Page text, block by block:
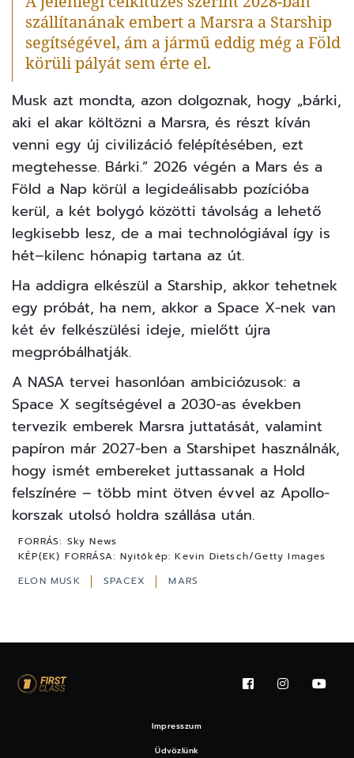
szállítanának embert a Marsra a Starship
segítségével, ám a jármű eddig még a Föld
körüli pályát sem érte el.
Musk azt mondta, azon dolgoznak, hogy „bárki,
aki el akar költözni a Marsra, és részt kíván
venni egy új civilizáció felépítésében, ezt
megtehesse. Bárki.” 2026 végén a Mars és a
Föld a Nap körül a legideálisabb pozícióba
kerül, a két bolygó közötti távolság a lehető
legkisebb lesz, de a mai technológiával így is
hét–kilenc hónapig tartana az út.
Ha addigra elkészül a Starship, akkor tehetnek
egy próbát, ha nem, akkor a Space X-nek van
két év felkészülési ideje, mielőtt újra
megpróbálhatják.
A NASA tervei hasonlóan ambiciózusok: a
Space X segítségével a 2030-as években
tervezik emberek Marsra juttatását, valamint
papíron már 2027-ben a Starshipet használnák,
hogy ismét embereket juttassanak a Hold
felszínére – több mint ötven évvel az Apollo-
korszak utolsó holdra szállása után.
FORRÁS: Sky News
KÉP(EK) FORRÁSA: Nyitókép: Kevin Dietsch/Getty Images
ELON MUSK
SPACEX MARS
Impresszum
Üdvözlünk